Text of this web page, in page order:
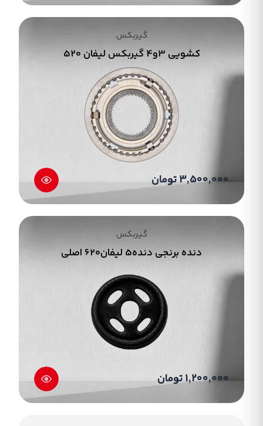
گیربکس
کشویی 3و4 گیربکس لیفان 520
3,500,000 تومان
گیربکس
دنده برنجی دنده5 لیفان620 اصلی
1,200,000 تومان